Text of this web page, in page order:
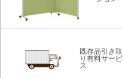
既存品引き取
り有料サービ
ス